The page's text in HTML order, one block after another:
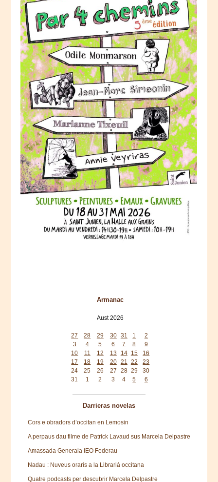
Armanac
Aust 2026
27
28 29 30 31 1
2
3
4 5 6 7 8
9
10
11 12 13 14 15
16
17
18 19 20 21 22
23
24
25 26 27 28 29
30
31
1 2 3 4 5 6
Darrieras novelas
Cors e obradors d’occitan en Lemosin
A perpaus dau filme de Patrick Lavaud sus Marcela Delpastre
Amassada Generala IEO Federau
Nadau : Nuveus oraris a la Librariá occitana
Quatre podcasts per descubrir Marcela Delpastre